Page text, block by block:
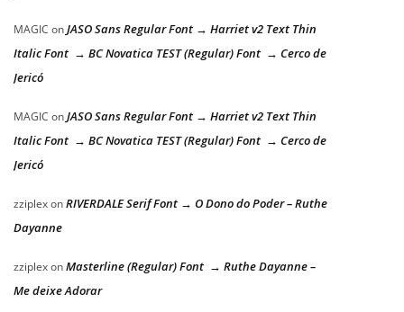
MAGIC onJASO Sans Regular Font → Harriet v2 Text Thin
Italic Font → BC Novatica TEST (Regular) Font → Cerco de
Jericó
MAGIC onJASO Sans Regular Font → Harriet v2 Text Thin
Italic Font → BC Novatica TEST (Regular) Font → Cerco de
Jericó
zziplexonRIVERDALE Serif Font → O Dono do Poder – Ruthe
Dayanne
zziplexonMasterline (Regular) Font → Ruthe Dayanne –
Me deixe Adorar